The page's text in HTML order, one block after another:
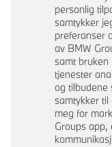
personlig
samtykker
preferanser
av BMW
samt bruken
tjenester
og tilbudene
samtykker til
meg for
Groups app,